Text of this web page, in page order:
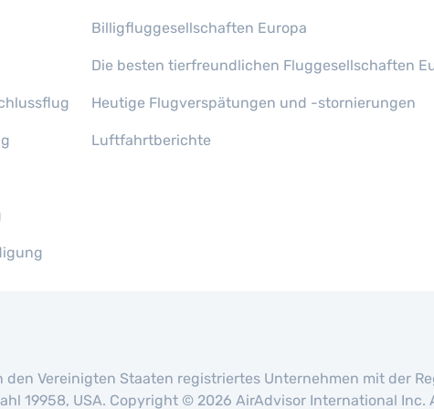
Billigfluggesellschaften Europa
Die besten tierfreundlichen Fluggesellschaften
Heutige Flugverspätungen und -stornierungen
Luftfahrtberichte
Vereinigten Staaten registriertes Unternehmen mit der
19958, USA. Copyright © 2026 AirAdvisor International